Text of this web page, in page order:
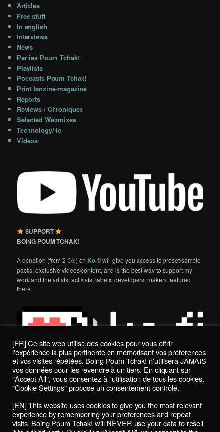
Articles
Free stuff
In english
Interviews
News
Parties Poum Tchak!
Playlists
Podcasts Poum Tchak!
Print fanzine-magazine
Reports
Reviews / Chroniques
Selected Webmixes
Technology/-ie
Videos
SUPPORT
BOING POUM TCHAK!
A donation (from 2 €/$) on Ko-fiwill give you access to preset/sample
packs, exclusive videos/content, and is the best way to support my
work and the artists, activists, labels, developers, makers featured
there:
Politique de confidentialité / Privacy Policy
Boing Poum Tchak! - 2022
[FR] Ce site web utilise des cookies pour vous offrir
l'expérience la plus pertinente en mémorisant vos préférences
et vos visites répétées. Boing Poum Tchak! n'utilisera JAMAIS
vos données pour les revendre à un tiers. En cliquant sur
"Accept All", vous consentez à l'utilisation de tous les cookies.
"Cookie Settings" propose un consentement contrôlé.
[EN] This website uses cookies to give you the most relevant
experience by remembering your preferences and repeat
visits. Boing Poum Tchak! will NEVER use your data to resell